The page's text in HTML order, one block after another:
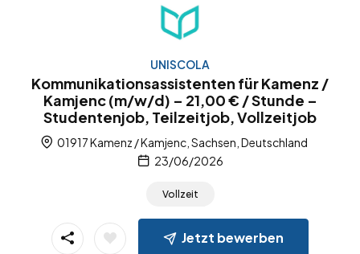
UNISCOLA
Kommunikationsassistenten für Kamenz /
Kamjenc (m/w/d) – 21,00 € / Stunde –
Studentenjob, Teilzeitjob, Vollzeitjob
01917 Kamenz / Kamjenc, Sachsen, Deutschland
23/06/2026
Vollzeit
Jetzt bewerben